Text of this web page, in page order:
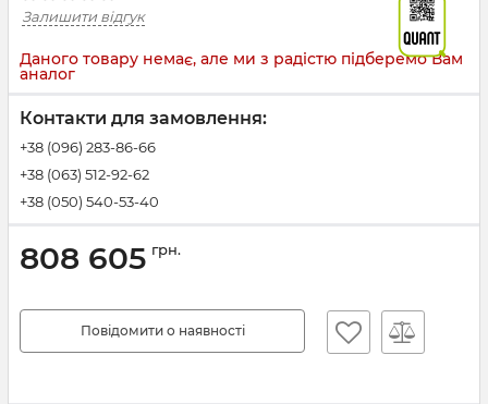
Залишити відгук
Даного товару немає, але ми з радістю підберемо Вам
аналог
Контакти для замовлення:
+38 (096) 283-86-66
+38 (063) 512-92-62
+38 (050) 540-53-40
808 605 грн.
Повідомити о наявності